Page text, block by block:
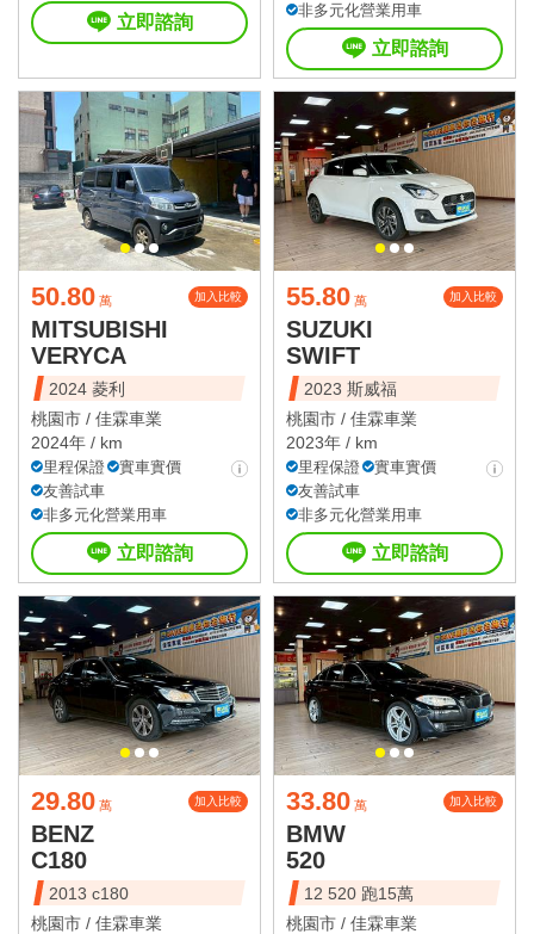
立即諮詢
非多元化營業用車
立即諮詢
50.80 萬 加入比較
MITSUBISHI
VERYCA
2024 菱利
桃園市 / 佳霖車業
2024年 / km
里程保證
實車實價
友善試車
非多元化營業用車
立即諮詢
55.80 萬 加入比較
SUZUKI
SWIFT
2023 斯威福
桃園市 / 佳霖車業
2023年 / km
里程保證
實車實價
友善試車
非多元化營業用車
立即諮詢
29.80 萬 加入比較
BENZ
C180
2013 c180
桃園市 / 佳霖車業
33.80 萬 加入比較
BMW
520
12 520 跑15萬
桃園市 / 佳霖車業